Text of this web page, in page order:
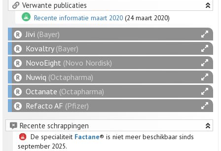
Verwante publicaties
Recente informatie maart 2020 (24 maart 2020)
Jivi (Bayer)
Kovaltry(Bayer)
NovoEight (Novo Nordisk)
Nuwiq (Octapharma)
Octanate (Octapharma)
Refacto AF (Pfizer)
Recente schrappingen
De specialiteit Factane® is niet meer beschikbaar sinds
september 2025.